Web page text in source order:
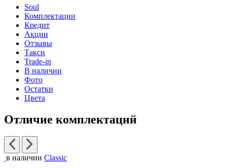
Soul
Комплектации
Кредит
Акции
Отзывы
Такси
Trade-in
В наличии
Фото
Остатки
Цвета
Отличие комплектаций
в наличии Classic